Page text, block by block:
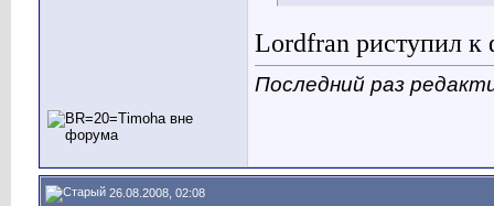
Lordfran риступил к
Последний раз
26.08.2008, 02:08